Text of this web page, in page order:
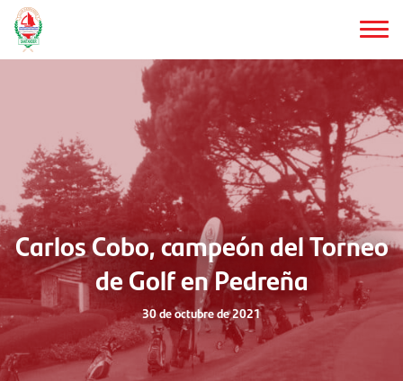
Saltar
al
contenido
Carlos Cobo, campeón del Torneo
de Golf en Pedreña
30 de octubre de 2021